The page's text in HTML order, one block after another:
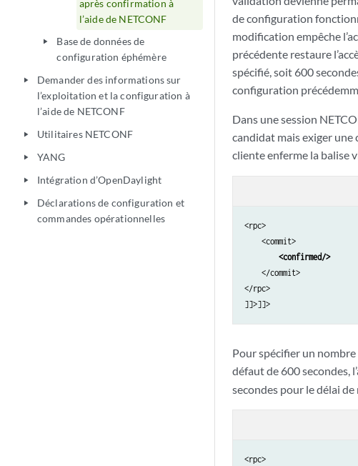
après confirmation à
l’aide de NETCONF
play_arrow
Base de données de
configuration éphémère
play_arrow
Demander des informations sur
l’exploitation et la configuration à
l’aide de NETCONF
play_arrow Utilitaires NETCONF
play_arrow YANG
play_arrow Intégration d’OpenDaylight
play_arrow
Déclarations de configuration et
commandes opérationnelles
de configuration
modification empêche
précédente restaure
spécifié, soit 600
configuration
Dans une session
candidat mais exiger
cliente enferme la balise
<rpc>
<commit>
<confirmed/>
</commit>
</rpc>
Pour spécifier un
défaut de 600 secondes,
secondes pour le délai
<rpc>